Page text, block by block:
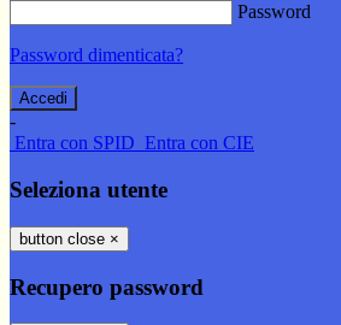
Password
Password dimenticata?
-
Entra con SPID Entra con CIE
Seleziona utente
button close ×
Recupero password